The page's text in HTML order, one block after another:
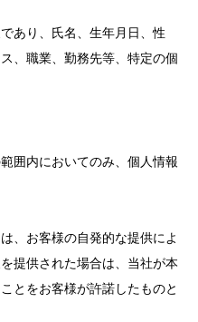
あり、氏名、生年月日、性
、職業、勤務先等、特定の個
囲内においてのみ、個人情報
、お客様の自発的な提供によ
提供された場合は、当社が本
とをお客様が許諾したものと